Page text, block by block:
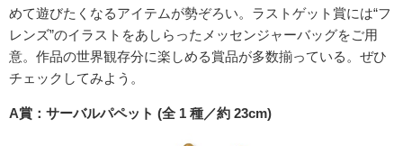
めて遊びたくなるアイテムが勢ぞろい。ラストゲット賞には“フ
レンズ”のイラストをあしらったメッセンジャーバッグをご用
意。作品の世界観存分に楽しめる賞品が多数揃っている。ぜひ
チェックしてみよう。
A賞：サーバルパペット (全 1 種／約 23cm)